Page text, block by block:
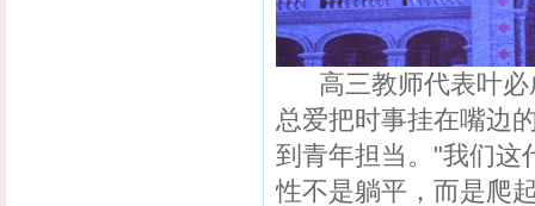
高三教师代表叶必
总爱把时事挂在嘴边
到青年担当。"我们这
性不是躺平，而是爬